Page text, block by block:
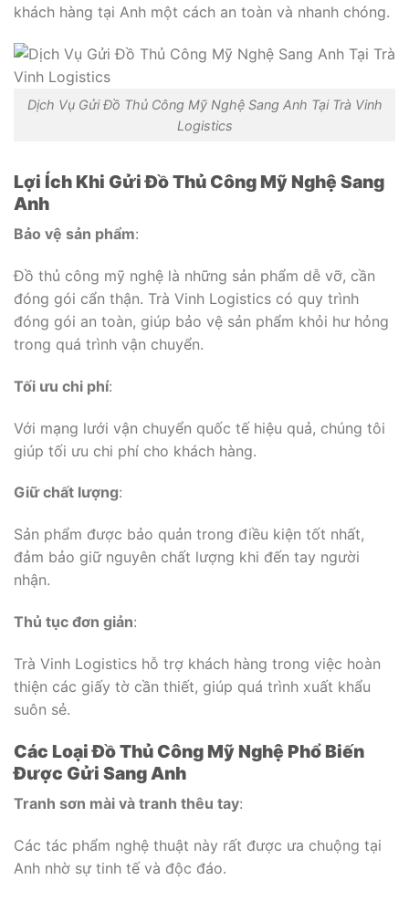
khách hàng tại Anh một cách an toàn và nhanh chóng.
Dịch Vụ Gửi Đồ Thủ Công Mỹ Nghệ Sang Anh Tại Trà Vinh
Logistics
Lợi Ích Khi Gửi Đồ Thủ Công Mỹ Nghệ Sang
Anh
Bảo vệ sản phẩm:
Đồ thủ công mỹ nghệ là những sản phẩm dễ vỡ, cần
đóng gói cẩn thận. Trà Vinh Logistics có quy trình
đóng gói an toàn, giúp bảo vệ sản phẩm khỏi hư hỏng
trong quá trình vận chuyển.
Tối ưu chi phí:
Với mạng lưới vận chuyển quốc tế hiệu quả, chúng tôi
giúp tối ưu chi phí cho khách hàng.
Giữ chất lượng:
Sản phẩm được bảo quản trong điều kiện tốt nhất,
đảm bảo giữ nguyên chất lượng khi đến tay người
nhận.
Thủ tục đơn giản:
Trà Vinh Logistics hỗ trợ khách hàng trong việc hoàn
thiện các giấy tờ cần thiết, giúp quá trình xuất khẩu
suôn sẻ.
Các Loại Đồ Thủ Công Mỹ Nghệ Phổ Biến
Được Gửi Sang Anh
Tranh sơn mài và tranh thêu tay:
Các tác phẩm nghệ thuật này rất được ưa chuộng tại
Anh nhờ sự tinh tế và độc đáo.